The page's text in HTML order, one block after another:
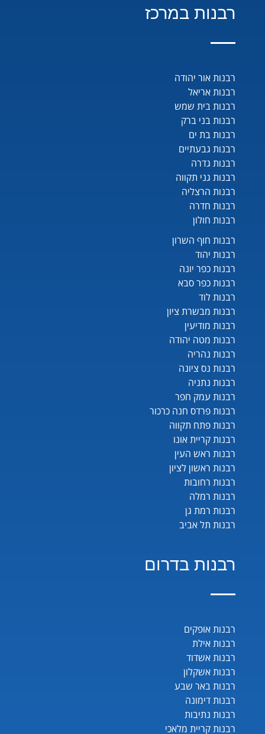
רבנות במרכז
רבנות אור יהודה
רבנות אריאל
רבנות בית שמש
רבנות בני ברק
רבנות בת ים
רבנות גבעתיים
רבנות גדרה
רבנות גני תקווה
רבנות הרצליה
רבנות חדרה
רבנות חולון
רבנות חוף השרון
רבנות יהוד
רבנות כפר יונה
רבנות כפר סבא
רבנות לוד
רבנות מבשרת ציון
רבנות מודיעין
רבנות מטה יהודה
רבנות נהריה
רבנות נס ציונה
רבנות נתניה
רבנות עמק חפר
רבנות פרדס חנה כרכור
רבנות פתח תקווה
רבנות קריית אונו
רבנות ראש העין
רבנות ראשון לציון
רבנות רחובות
רבנות רמלה
רבנות רמת גן
רבנות תל אביב
רבנות בדרום
רבנות אופקים
רבנות אילת
רבנות אשדוד
רבנות אשקלון
רבנות באר שבע
רבנות דימונה
רבנות נתיבות
רבנות קריית מלאכי